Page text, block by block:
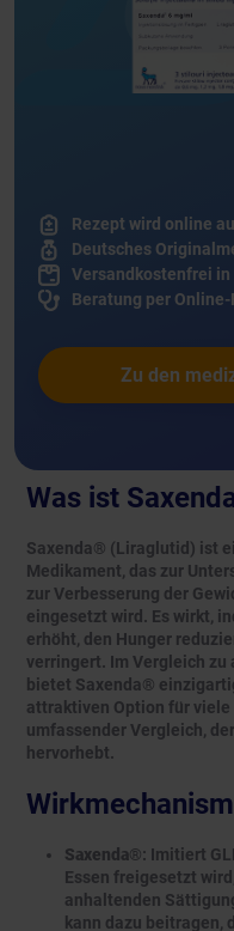
Was ist
Saxenda® (Liraglutid) ist
Medikament, das zur
zur Verbesserung der
eingesetzt wird. Es wirkt,
erhöht, den Hunger
verringert. Im Vergleich
bietet Saxenda®
attraktiven Option für
umfassender Vergleich,
hervorhebt.
Saxenda®: Imitiert
Essen freigesetzt
anhaltenden
kann dazu beitragen,
Rezept wird online
Deutsches
Versandkostenfrei in
Beratung per
Zu den